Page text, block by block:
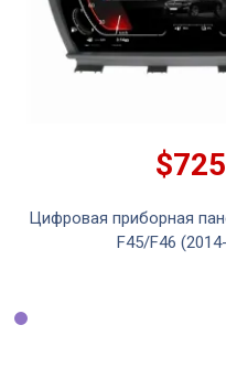
$725
Цифровая приборная
F45/F46